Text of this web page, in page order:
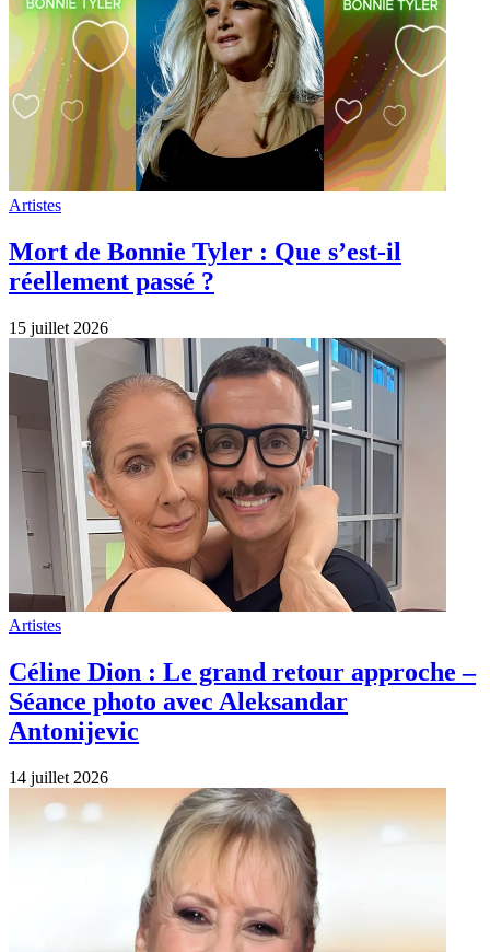
Artistes
Mort de Bonnie Tyler : Que s’est-il
réellement passé ?
15 juillet 2026
Artistes
Céline Dion : Le grand retour approche –
Séance photo avec Aleksandar
Antonijevic
14 juillet 2026